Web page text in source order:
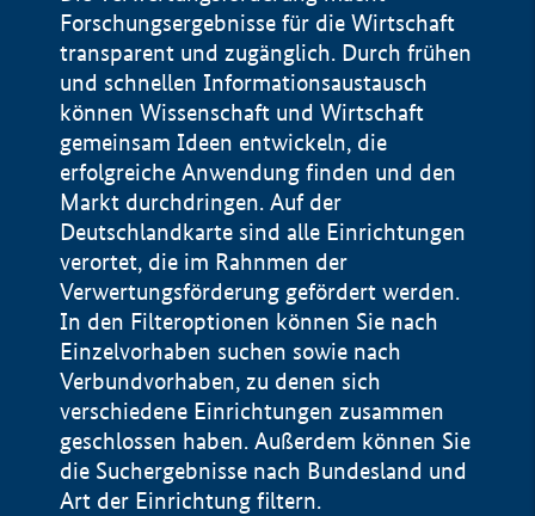
Forschungsergebnisse für die Wirtschaft
transparent und zugänglich. Durch frühen
und schnellen Informationsaustausch
können Wissenschaft und Wirtschaft
gemeinsam Ideen entwickeln, die
erfolgreiche Anwendung finden und den
Markt durchdringen. Auf der
Deutschlandkarte sind alle Einrichtungen
verortet, die im Rahnmen der
Verwertungsförderung gefördert werden.
In den Filteroptionen können Sie nach
Einzelvorhaben suchen sowie nach
Verbundvorhaben, zu denen sich
verschiedene Einrichtungen zusammen
geschlossen haben. Außerdem können Sie
die Suchergebnisse nach Bundesland und
Art der Einrichtung filtern.